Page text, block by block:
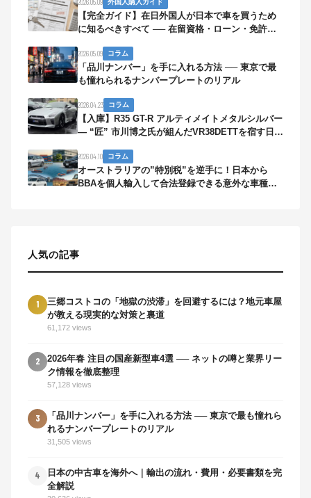
2026.05.09 外国人購入ガイド
【完全ガイド】在日外国人が日本で車を買うため
に知るべきすべて ── 在留資格・ローン・免許・
2026.05.09 コラム
「品川ナンバー」を手に入れる方法 ── 東京で最
も憧れられるナンバープレートのリアル
2026.04.23 コラム
【入庫】R35 GT-R アルティメイトメタルシルバー
— “匠” 市川博之氏が組んだVR38DETTを宿す日本
2026.04.10 コラム
オーストラリアの”特別税”を逆手に！日本から
BBAを個人輸入して合法登録できる意外な車種と
人気の記事
1
三郷コストコの「地獄の渋滞」を回避するには？地元車屋
が教える現実的な対策と裏道
61,172 views
2
2026年春 注目の国産新型車4選 ── ネットの噂と業界リー
ク情報を徹底整理
57,128 views
3
「品川ナンバー」を手に入れる方法 ── 東京で最も憧れら
れるナンバープレートのリアル
31,505 views
4
日本の中古車を海外へ｜輸出の流れ・費用・必要書類を完
全解説